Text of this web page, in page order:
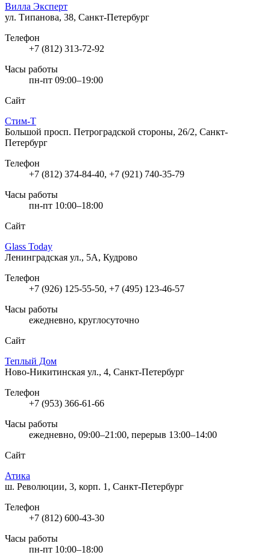
Вилла Эксперт
ул. Типанова, 38, Санкт-Петербург
Телефон
+7 (812) 313-72-92
Часы работы
пн-пт 09:00–19:00
Сайт
Стим-Т
Большой просп. Петроградской стороны, 26/2, Санкт-
Петербург
Телефон
+7 (812) 374-84-40, +7 (921) 740-35-79
Часы работы
пн-пт 10:00–18:00
Сайт
Glass Today
Ленинградская ул., 5А, Кудрово
Телефон
+7 (926) 125-55-50, +7 (495) 123-46-57
Часы работы
ежедневно, круглосуточно
Сайт
Теплый Дом
Ново-Никитинская ул., 4, Санкт-Петербург
Телефон
+7 (953) 366-61-66
Часы работы
ежедневно, 09:00–21:00, перерыв 13:00–14:00
Сайт
Атика
ш. Революции, 3, корп. 1, Санкт-Петербург
Телефон
+7 (812) 600-43-30
Часы работы
пн-пт 10:00–18:00